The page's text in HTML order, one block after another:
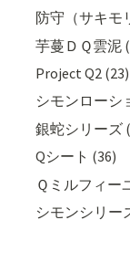
防守（サキモ
芋蔓ＤＱ雲泥
Project Q2 (23)
シモンローシ
銀蛇シリーズ
Qシート (36)
Ｑミルフィー
シモンシリー